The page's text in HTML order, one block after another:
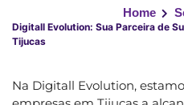
Home
Digitall Evolution: Sua Parceira de
Tijucas
Na Digitall Evolution,